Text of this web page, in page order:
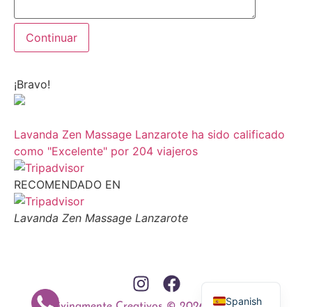
¡Bravo!
Lavanda Zen Massage Lanzarote ha sido calificado
como "Excelente" por 204 viajeros
RECOMENDADO EN
Lavanda Zen Massage Lanzarote
Spanish